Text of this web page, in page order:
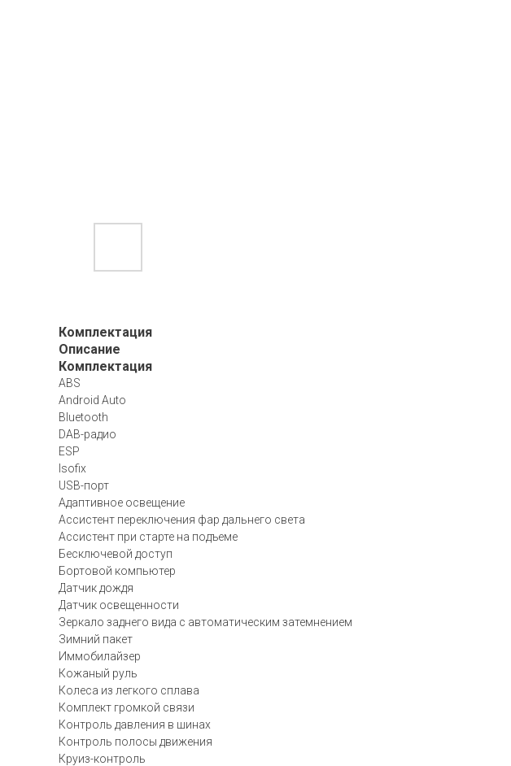
Комплектация
Описание
Комплектация
ABS
Android Auto
Bluetooth
DAB-радио
ESP
Isofix
USB-порт
Адаптивное освещение
Ассистент переключения фар дальнего света
Ассистент при старте на подъеме
Бесключевой доступ
Бортовой компьютер
Датчик дождя
Датчик освещенности
Зеркало заднего вида с автоматическим затемнением
Зимний пакет
Иммобилайзер
Кожаный руль
Колеса из легкого сплава
Комплект громкой связи
Контроль давления в шинах
Контроль полосы движения
Круиз-контроль